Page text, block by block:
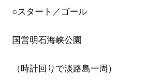
○スタート／ゴール
国営明石海峡公園
（時計回りで淡路島一周）